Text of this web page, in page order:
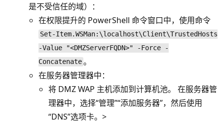
是不受信任的域）：
在权限提升的 PowerShell 命令窗口中，使用命令
Set-Item.WSMan:\localhost\Client\TrustedHosts
-Value "<DMZServerFQDN>" -Force -
Concatenate。
在服务器管理器中：
将 DMZ WAP 主机添加到计算机池。 在服务器管
理器中，选择“管理”“添加服务器”，然后使用
“DNS”选项卡。>